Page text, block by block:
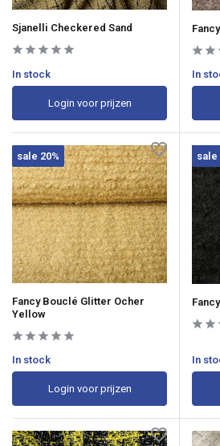
Sjanelli Checkered Sand
In stock
Login voor prijzen
In
sale 20%
Fancy Bouclé Glitter Ocher
Yellow
In stock
Login voor prijzen
sale
In